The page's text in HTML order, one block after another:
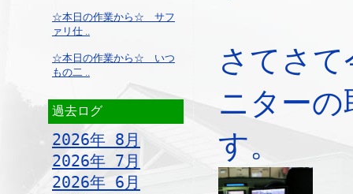
☆本日の作業から☆ サフ
ァリ仕 ..
☆本日の作業から☆ いつ
もの二 ..
過去ログ
2026年 8月
2026年 7月
2026年 6月
さてさ
ニター
す。